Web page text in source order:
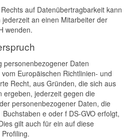
auf Datenübertragbarkeit kann
an einen Mitarbeiter der
wenden.
personenbezogener Daten
Europäischen Richtlinien- und
Recht, aus Gründen, die sich aus
ergeben, jederzeit gegen die
personenbezogener Daten, die
e oder f DS-GVO erfolgt,
gilt auch für ein auf diese